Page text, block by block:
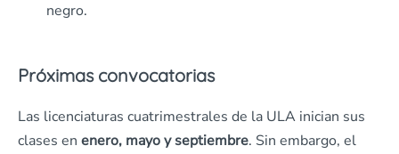
negro.
Próximas convocatorias
Las licenciaturas cuatrimestrales de la ULA inician sus
clases en enero, mayo y septiembre. Sin embargo, el